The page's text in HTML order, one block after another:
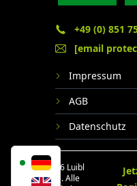
+49 (0) 851
[email
Impressum
AGB
Datenschutz
© 2024 - 2026 Luibl
Rental GmbH. Alle